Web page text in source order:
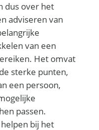
dus over het
adviseren van
van een
Het omvat
sterke punten,
een persoon,
passen.
bij het